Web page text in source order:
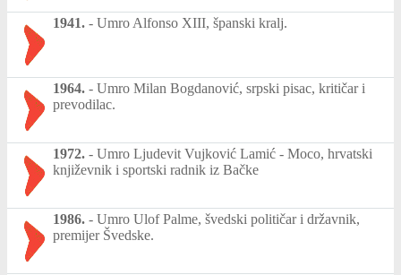
1941. - Umro Alfonso XIII, španski kralj.
1964. - Umro Milan Bogdanović, srpski pisac, kritičar i
prevodilac.
1972. - Umro Ljudevit Vujković Lamić - Moco, hrvatski
književnik i sportski radnik iz Bačke
1986. - Umro Ulof Palme, švedski političar i državnik,
premijer Švedske.